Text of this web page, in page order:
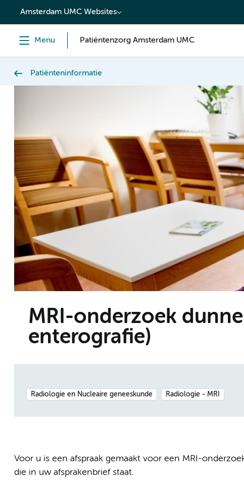
content
Amsterdam UMC Websites
Menu Patiëntenzorg Amsterdam UMC
Patiënteninformatie
MRI-onderzoek
enterografie)
Radiologie en Nucleaire geneeskunde Radiologie - MRI
Voor u is een afspraak gemaakt voor een MRI-
die in uw afsprakenbrief staat.